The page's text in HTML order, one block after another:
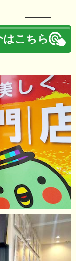
はこちら